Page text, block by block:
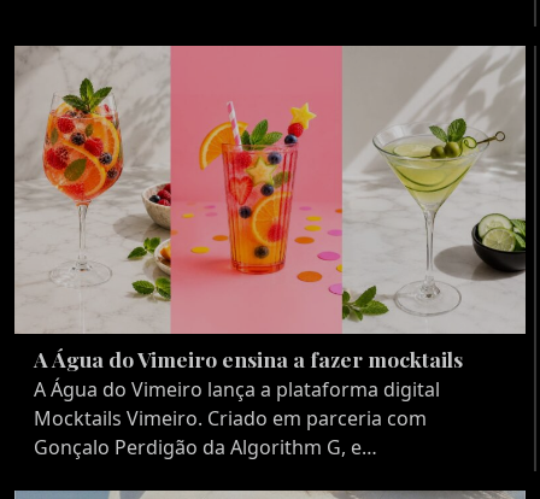
A Água do Vimeiro ensina a fazer mocktails
A Água do Vimeiro lança a plataforma digital
Mocktails Vimeiro. Criado em parceria com
Gonçalo Perdigão da Algorithm G, e…